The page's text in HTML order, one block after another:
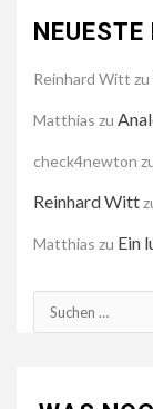
Reinhard Witt zu
Matthias zu
check4newton
Reinhard Witt
Matthias zu Ein
Suchen
nach: